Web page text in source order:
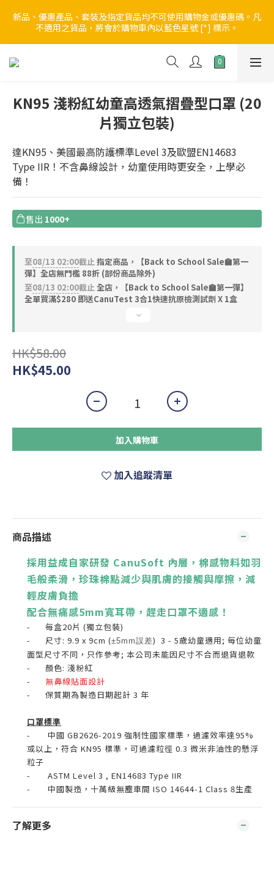
【Back to School Sale🏫第一彈】全店無門檻 88折
1
0
6
5
0
日
:
1
0
4
3
:
5
4
4
3
分
:
4
3
9
8
5
2
1
0
秒 進入優惠
2
1
0
新品、優惠產品、套裝及指定貨品均不可使用購物金或優惠碼。凡
不適用之貨品，將會於購物車內以藍色星號 [*] 標示。
【Back to School Sale🏫第一彈】全店無門檻 88折
4
3
2
9
8
7
3
2
4
3
2
7
6
5
1
0
8
7
6
2
1
0
7
6
5
1
0
7
6
5
1
0
9
8
6
5
4
3
2
1
0
進入優惠
KN95 淺粉紅幼童高透氣摺疊型口罩 (20
片獨立包裝)
達KN95、美國最高防護標準Level 3及歐盟EN14683
Type IIR！不含鼻線設計，幼童使用時更安全，上學必
備！
售出 1000+
至08/13 02:00截止指定商品，【Back to School Sale🏫第一
彈】全店無門檻 88折 (部份商品除外)
至08/13 02:00截止全店，【Back to School Sale🏫第一彈】
全單買滿$280 即送CanuTest 3合1快速抗原檢測試劑 X 1盒
HK$58.00
HK$45.00
加入購物車
加入追蹤清單
商品描述
採用益成自家研發 CanuSoft 內層，棉感物料如羽
毛般柔滑，珍珠棉點減少與肌膚的接觸與摩擦，減
輕皮膚負擔
配合無痛感5mm寬耳帶，趕走口罩不適感！
- 每盒20片 (獨立包裝)
- 尺寸: 9.9 x 9cm (±5mm誤差) 3 - 5歲幼童適用; 每位幼童
面型尺寸不同，只作參考; 本公司未能因尺寸不合而退貨退款
- 顏色: 淺粉紅
-
無鼻線貼面設計
- 保質期為製造日期起計 3 年
口罩標準
- 中國 GB2626-2019 強制性國家標準，過濾效率達95%
或以上，符合 KN95 標準，可過濾粒徑 0.3 微米非油性的懸浮
粒子
- ASTM Level 3 , EN14683 Type IIR
- 中國製造， 十萬級無塵車間 ISO 14644-1 Class 8生產
了解更多